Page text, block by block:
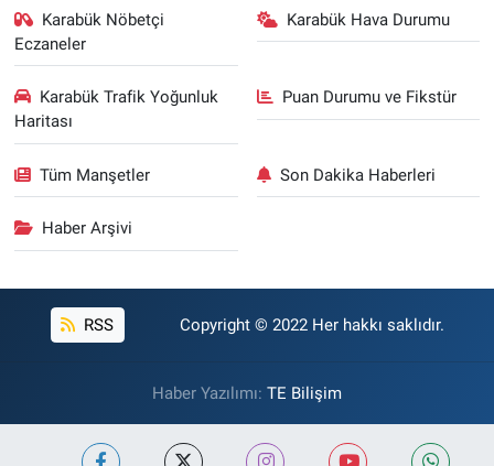
Karabük Nöbetçi
Eczaneler
Karabük Hava Durumu
Karabük Trafik Yoğunluk
Haritası
Puan Durumu ve Fikstür
Tüm Manşetler Son Dakika Haberleri
Haber Arşivi
RSS Copyright © 2022 Her hakkı saklıdır.
Haber Yazılımı: TE Bilişim